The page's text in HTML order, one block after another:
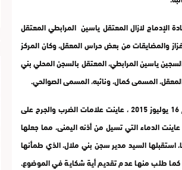
الإدماج لازال المعتقل ياسين المرابطي المعتقل
والبالغ من العمر 24 سنة يتعرض للاستفزاز والمضايقات من بعض حراس المعقل، وكان المركز
ياسين المرابطي، المعتقل بالسجن المحلي بني
وقد سردت المشتكية في معرض تظلمها بأنها خلال الزيارة الاعتيادية لإبنها، يوم 16 يوليوز 2015 ، عاينت علامات الضرب والجرح على
الدماء التي تسيل من أذنه اليمنى، مما جعلها
استقبلها السيد مدير سجن بني ملال، الذي طمأنها
كما طلب منها عدم تقديم أية شكاية في الموضوع.